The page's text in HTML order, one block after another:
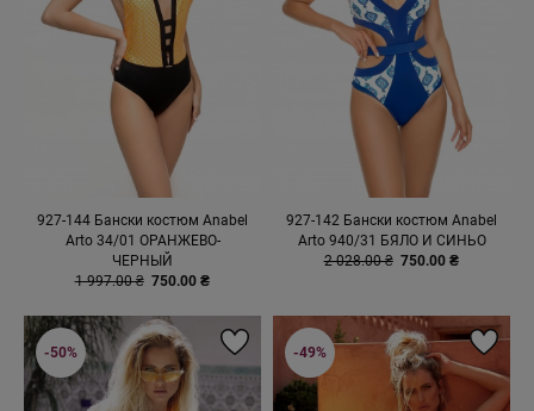
927-144 Бански костюм Anabel
Arto 34/01 ОРАНЖЕВО-
ЧЕРНЫЙ
1 997.00 ₴ 750.00 ₴
927-142 Бански костюм Anabel
Arto 940/31 БЯЛО И СИНЬО
2 028.00 ₴ 750.00 ₴
-50% -49%